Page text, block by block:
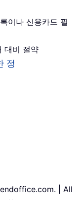
이나 신용카드 필
대비 절약
정
| All